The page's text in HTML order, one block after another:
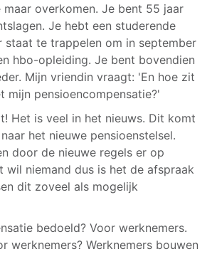
maar overkomen. Je bent 55 jaar
Je hebt een studerende
staat te trappelen om in september
hbo-opleiding. Je bent bovendien
Mijn vriendin vraagt: 'En hoe zit
mijn pensioencompensatie?'
Het is veel in het nieuws. Dit komt
het nieuwe pensioenstelsel.
door de nieuwe regels er op
wil niemand dus is het de afspraak
dit zoveel als mogelijk
bedoeld? Voor werknemers.
werknemers? Werknemers bouwen